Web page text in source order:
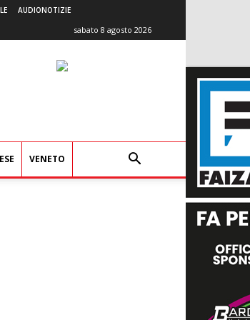
AUDIONOTIZIE
sabato 8 agosto 2026
VENETO